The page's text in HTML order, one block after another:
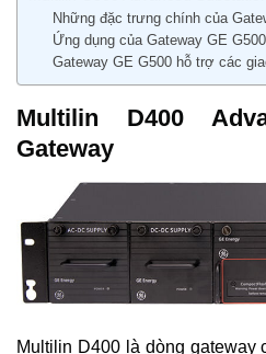
Những đặc trưng chính của
Ứng dụng của Gateway GE G500
Gateway GE G500 hỗ trợ các
Multilin D400
Gateway
Multilin D400 là dòng gateway